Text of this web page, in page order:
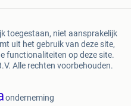
toegestaan, niet aansprakelijk
uit het gebruik van deze site,
functionaliteiten op deze site.
Alle rechten voorbehouden.
onderneming